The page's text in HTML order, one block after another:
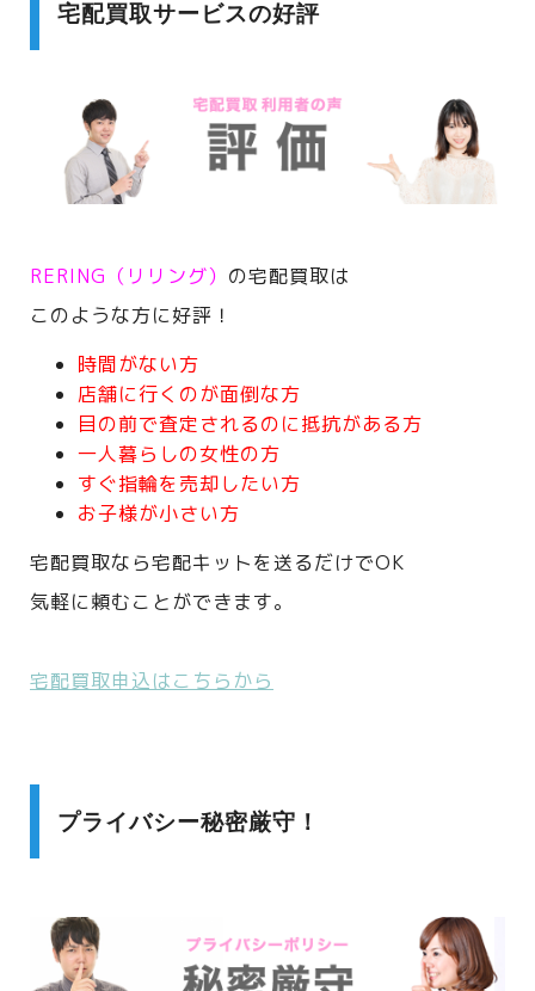
宅配買取サービスの好評
RERING（リリング） の宅配買取は
このような方に好評！
時間がない方
店舗に行くのが面倒な方
目の前で査定されるのに抵抗がある方
一人暮らしの女性の方
すぐ指輪を売却したい方
お子様が小さい方
宅配買取なら宅配キットを送るだけでOK
気軽に頼むことができます。
宅配買取申込はこちらから
プライバシー秘密厳守！